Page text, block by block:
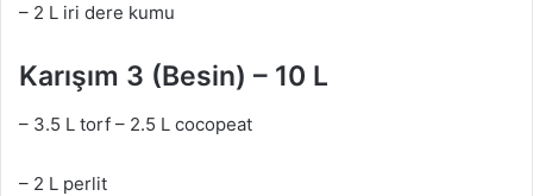
– 2 L iri dere kumu
Karışım 3 (Besin) – 10 L
– 3.5 L torf – 2.5 L cocopeat
– 2 L perlit